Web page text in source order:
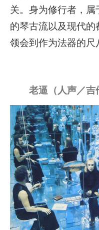
关。身为修行者，
的琴古流以及现代
领会到作为法器的尺
老逼（人声／吉